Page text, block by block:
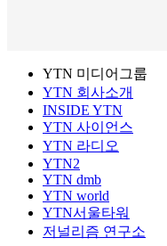
YTN 미디어그룹
YTN 회사소개
INSIDE YTN
YTN 사이언스
YTN 라디오
YTN2
YTN dmb
YTN world
YTN서울타워
저널리즘 연구소